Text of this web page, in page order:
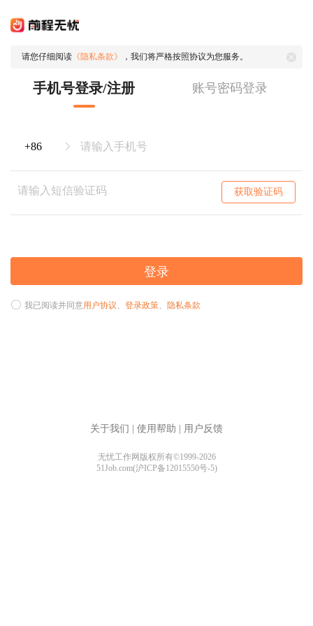
请您仔细阅读 《隐私条款》 ，我们将严格按照协议为您服务。
手机号登录/注册 账号密码登录
获取验证码
登录
我已阅读并同意用户协议、 登录政策、 隐私条款
关于我们 使用帮助 用户反馈
无忧工作网版权所有©1999-2026
51Job.com(沪ICP备12015550号-5)